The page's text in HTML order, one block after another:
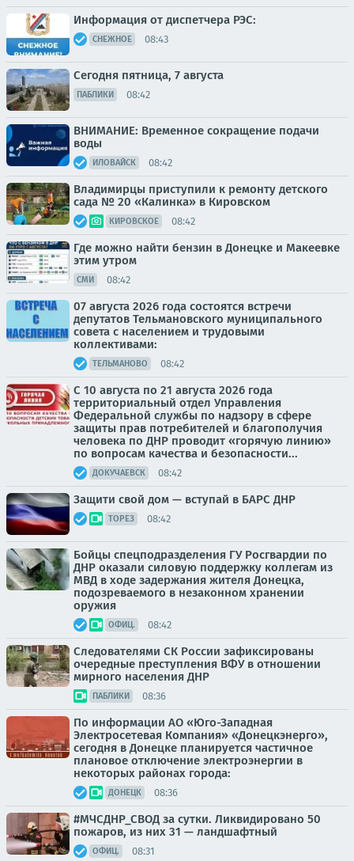
Информация от диспетчера РЭС:
СНЕЖНОЕ 08:43
Сегодня пятница, 7 августа
ПАБЛИКИ 08:42
ВНИМАНИЕ: Временное сокращение подачи
воды
ИЛОВАЙСК 08:42
Владимирцы приступили к ремонту детского
сада № 20 «Калинка» в Кировском
КИРОВСКОЕ 08:42
Где можно найти бензин в Донецке и Макеевке
этим утром
СМИ 08:42
07 августа 2026 года состоятся встречи
депутатов Тельмановского муниципального
совета с населением и трудовыми
коллективами:
ТЕЛЬМАНОВО 08:42
С 10 августа по 21 августа 2026 года
территориальный отдел Управления
Федеральной службы по надзору в сфере
защиты прав потребителей и благополучия
человека по ДНР проводит «горячую линию»
по вопросам качества и безопасности...
ДОКУЧАЕВСК 08:42
Защити свой дом — вступай в БАРС ДНР
ТОРЕЗ 08:42
Бойцы спецподразделения ГУ Росгвардии по
ДНР оказали силовую поддержку коллегам из
МВД в ходе задержания жителя Донецка,
подозреваемого в незаконном хранении
оружия
ОФИЦ. 08:42
Следователями СК России зафиксированы
очередные преступления ВФУ в отношении
мирного населения ДНР
ПАБЛИКИ 08:36
По информации АО «Юго-Западная
Электросетевая Компания» «Донецкэнерго»,
сегодня в Донецке планируется частичное
плановое отключение электроэнергии в
некоторых районах города:
ДОНЕЦК 08:36
#МЧСДНР_СВОД за сутки. Ликвидировано 50
пожаров, из них 31 — ландшафтный
ОФИЦ. 08:31